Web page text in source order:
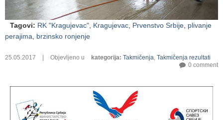
Tagovi: RK "Kragujevac" Kragujevac Prvenstvo Srbije plivanje
perajima
brzinsko ronjenje
25.05.2017 | Objevljeno u kategorija: Takmičenja Takmičenja rezultati
0 comment